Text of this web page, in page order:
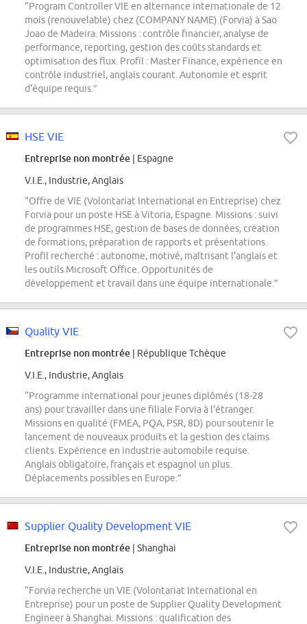
“Program Controller VIE en alternance internationale de 12
mois (renouvelable) chez (COMPANY NAME) (Forvia) à Sao
Joao de Madeira. Missions : contrôle financier, analyse de
performance, reporting, gestion des coûts standards et
optimisation des flux. Profil : Master Finance, expérience en
contrôle industriel, anglais courant. Autonomie et esprit
d'équipe requis.”
HSE VIE
Entreprise non montrée | Espagne
V.I.E., Industrie, Anglais
“Offre de VIE (Volontariat International en Entreprise) chez
Forvia pour un poste HSE à Vitoria, Espagne. Missions : suivi
de programmes HSE, gestion de bases de données, création
de formations, préparation de rapports et présentations.
Profil recherché : autonome, motivé, maîtrisant l'anglais et
les outils Microsoft Office. Opportunités de
développement et travail dans une équipe internationale.”
Quality VIE
Entreprise non montrée | République Tchèque
V.I.E., Industrie, Anglais
“Programme international pour jeunes diplômés (18-28
ans) pour travailler dans une filiale Forvia à l'étranger.
Missions en qualité (FMEA, PQA, PSR, 8D) pour soutenir le
lancement de nouveaux produits et la gestion des claims
clients. Expérience en industrie automobile requise.
Anglais obligatoire, français et espagnol un plus.
Déplacements possibles en Europe.”
Supplier Quality Development VIE
Entreprise non montrée | Shanghai
V.I.E., Industrie, Anglais
“Forvia recherche un VIE (Volontariat International en
Entreprise) pour un poste de Supplier Quality Development
Engineer à Shanghai. Missions : qualification des